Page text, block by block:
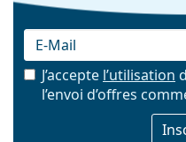
J’accepte l’utilisation
l’envoi d’offres